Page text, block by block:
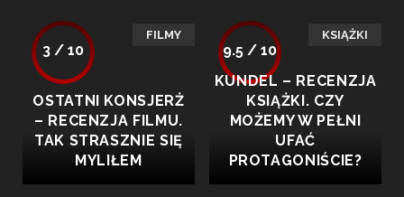
FILMY
3 / 10
OSTATNI KONSJERŻ
– RECENZJA FILMU.
TAK STRASZNIE SIĘ
MYLIŁEM
KSIĄŻKI
9.5 / 10
KUNDEL – RECENZJA
KSIĄŻKI. CZY
MOŻEMY W PEŁNI
UFAĆ
PROTAGONIŚCIE?